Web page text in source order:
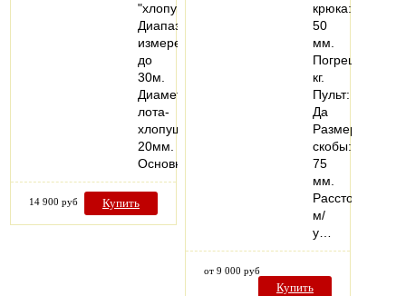
"хлопушкой".
Диапазон
измерений
до
30м.
Диаметр
лота-
хлопушки
20мм.
Основные…
14 900 руб Купить
крюка:
50
мм.
кг.
Пульт:
Да
Размер
скобы:
75
мм.
Расстояние
м/
у…
от 9 000 руб
Купить